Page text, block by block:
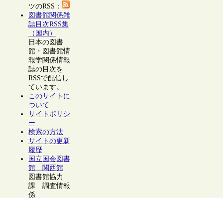
ツのRSS：
図書館関係雑
誌目次RSS集
（国内）
日本の図書
館・図書館情
報学関係情報
誌の目次を
RSSで配信し
ています。
このサイトに
ついて
サイトポリシ
ー
検索の方法
サイトの更新
履歴
国立国会図書
館 関西館
図書館協力
課 調査情報
係